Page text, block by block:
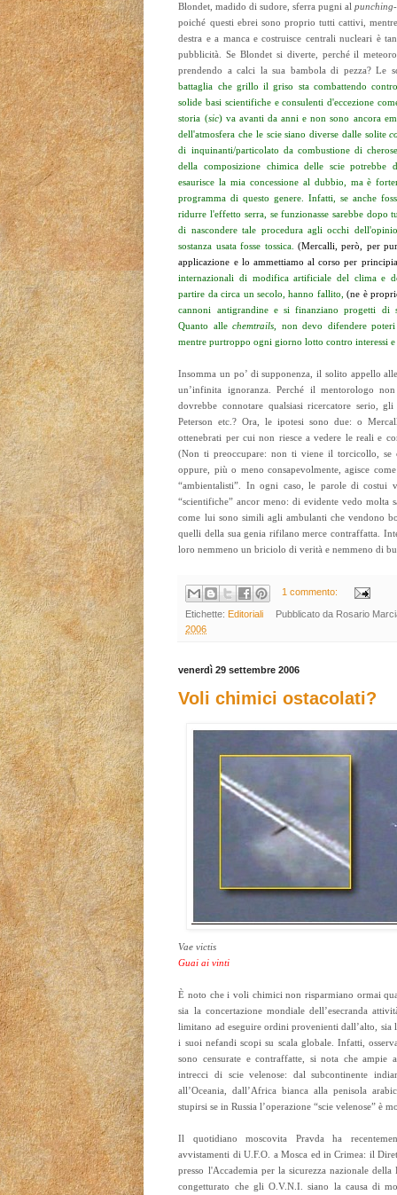
Blondet, madido di sudore, sferra pugni al
poiché questi ebrei sono proprio tutti cattivi,
destra e a manca e costruisce centrali nucleari è
pubblicità. Se Blondet si diverte, perché il
prendendo a calci la sua bambola di pezza? Le
battaglia che grillo il griso sta combattendo
solide basi scientifiche e consulenti d'eccezione
storia (sic) va avanti da anni e non sono ancora
dell'atmosfera che le scie siano diverse dalle solite
di inquinanti/particolato da combustione di
della composizione chimica delle scie
esaurisce la mia concessione al dubbio, ma è
programma di questo genere. Infatti, se anche
ridurre l'effetto serra, se funzionasse sarebbe dopo
di nascondere tale procedura agli occhi
sostanza usata fosse tossica. (Mercalli, però, per
applicazione e lo ammettiamo al corso per
internazionali di modifica artificiale del clima e
partire da circa un secolo, hanno fallito,
(ne è
cannoni antigrandine e si finanziano progetti di
Quanto allechemtrails,
non devo difendere
mentre purtroppo ogni giorno lotto contro interessi
Insomma un po’ di supponenza, il solito appello
un’infinita ignoranza. Perché il mentorologo
dovrebbe connotare qualsiasi ricercatore serio,
Peterson etc.? Ora, le ipotesi sono due: o
ottenebrati per cui non riesce a vedere le reali e
(Non ti preoccupare: non ti viene il torcicollo,
oppure, più o meno consapevolmente, agisce
“ambientalisti”. In ogni caso, le parole di costui
“scientifiche” ancor meno: di evidente vedo molta
come lui sono simili agli ambulanti che vendono
quelli della sua genia rifilano merce contraffatta.
loro nemmeno un briciolo di verità e nemmeno di
1 commento:
Etichette: Editoriali Pubblicato da Rosario
2006
venerdì 29 settembre 2006
Voli chimici ostacolati?
Vae victis
Guai ai vinti
È noto che i voli chimici non risparmiano ormai
sia la concertazione mondiale dell’esecranda
limitano ad eseguire ordini provenienti dall’alto, sia
i suoi nefandi scopi su scala globale. Infatti,
sono censurate e contraffatte, si nota che ampie
intrecci di scie velenose: dal subcontinente
all’Oceania, dall’Africa bianca alla penisola
stupirsi se in Russia l’operazione “scie velenose” è
Il quotidiano moscovita Pravda ha
avvistamenti di U.F.O. a Mosca ed in Crimea: il
presso l'Accademia per la sicurezza nazionale
congetturato che gli O.V.N.I. siano la causa di